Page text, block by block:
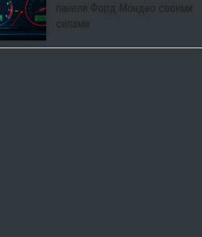
панели Форд Мондео своими
силами